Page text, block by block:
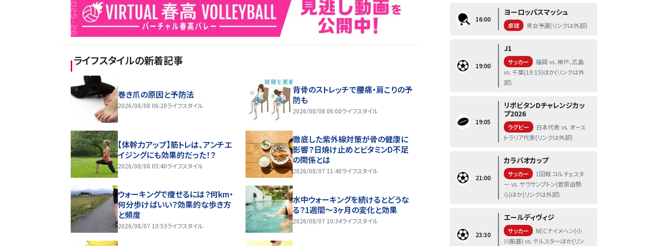
ライフスタイルの新着記事
巻き爪の原因と予防法
2026/08/08 06:20ライフスタイル
背骨のストレッチで腰痛・肩こりの予
防も
2026/08/08 06:00ライフスタイル
【体幹力アップ】筋トレは、アンチエ
イジングにも効果的だった！？
2026/08/08 05:40ライフスタイル
徹底した紫外線対策が骨の健康に
影響？日焼け止めとビタミンD不足
の関係とは
2026/08/07 11:40ライフスタイル
ウォーキングで痩せるには？何km・
何分歩けばいい？効果的な歩き方
と頻度
2026/08/07 10:53ライフスタイル
水中ウォーキングを続けるとどうな
る？1週間～3ヶ月の変化と効果
2026/08/07 10:34ライフスタイル
16:00
ヨーロッパスマッシュ
卓球 男女予選(リンクは外部)
19:00
J1
サッカー
福岡 vs. 神戸、広島
vs. 千葉(19:15)ほか(リンクは外
部)
19:05
リポビタンDチャレンジカッ
プ2026
ラグビー
日本代表 vs. オース
トラリア代表(リンクは外部)
21:00
カラバオカップ
サッカー
1回戦 コルチェスタ
ー vs. サウサンプトン(菅原由勢
ら)ほか(リンクは外部)
23:30
エールディヴィジ
サッカー
NECナイメヘン(小
川航基) vs. テルスターほか(リン